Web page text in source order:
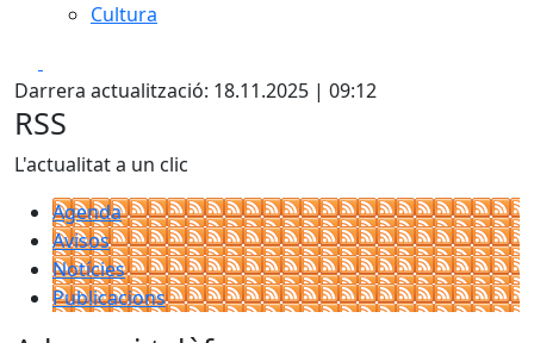
Cultura
Darrera actualització: 18.11.2025 | 09:12
RSS
L'actualitat a un clic
Agenda
Avisos
Notícies
Publicacions